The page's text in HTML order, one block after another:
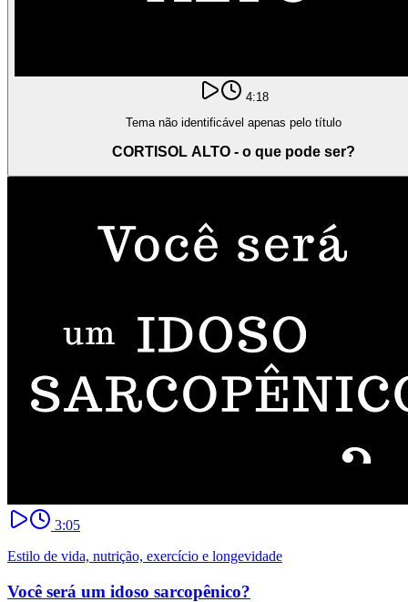
4:18
Tema não identificável apenas pelo título
CORTISOL ALTO - o que pode ser?
3:05
Estilo de vida, nutrição, exercício e longevidade
Você será um idoso sarcopênico?